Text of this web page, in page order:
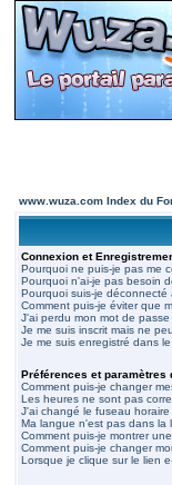
www.wuza.com Index du
Connexion et
Pourquoi ne puis-je pas me
Pourquoi n'ai-je pas besoin
Pourquoi suis-je déconnecté
Comment puis-je éviter que
J'ai perdu mon mot de passe
Je me suis inscrit mais ne
Je me suis enregistré dans
Préférences et paramètres
Comment puis-je changer
Les heures ne sont pas
J'ai changé le fuseau
Ma langue n'est pas dans la
Comment puis-je montrer
Comment puis-je changer
Lorsque je clique sur le lien